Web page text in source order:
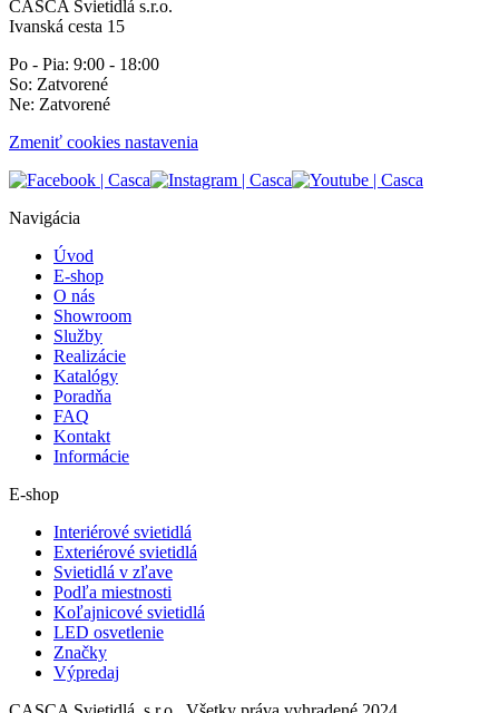
CASCA Svietidlá s.r.o.
Ivanská cesta 15
Po - Pia: 9:00 - 18:00
So: Zatvorené
Ne: Zatvorené
Zmeniť cookies nastavenia
Navigácia
Úvod
E-shop
O nás
Showroom
Služby
Realizácie
Katalógy
Poradňa
FAQ
Kontakt
Informácie
E-shop
Interiérové svietidlá
Exteriérové svietidlá
Svietidlá v zľave
Podľa miestnosti
Koľajnicové svietidlá
LED osvetlenie
Značky
Výpredaj